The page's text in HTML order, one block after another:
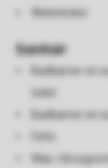
Waterkoker
Sanitair
Badkamer en
toilet
Badkamer en
Was-/